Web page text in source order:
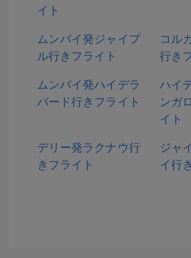
イト
ムンバイ発ジャイプ
ル行きフライト
コル
行き
ムンバイ発ハイデラ
バード行きフライト
ハイ
ンガ
イト
デリー発ラクナウ行
きフライト
ジャ
イ行